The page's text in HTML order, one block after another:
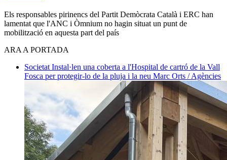
Els responsables pirinencs del Partit Demòcrata Català i ERC han
lamentat que l'ANC i Òmnium no hagin situat un punt de
mobilització en aquesta part del país
ARA A PORTADA
Societat Instal·len una coberta a l'Hospital de cartró de la Vall
Fosca per protegir-lo de la pluja i la neu Marc Orts / Agències